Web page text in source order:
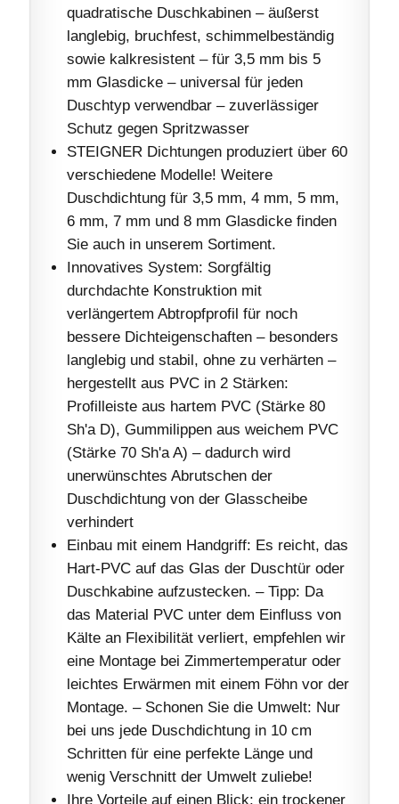
quadratische Duschkabinen – äußerst
langlebig, bruchfest, schimmelbeständig
sowie kalkresistent – für 3,5 mm bis 5
mm Glasdicke – universal für jeden
Duschtyp verwendbar – zuverlässiger
Schutz gegen Spritzwasser
STEIGNER Dichtungen produziert über 60
verschiedene Modelle! Weitere
Duschdichtung für 3,5 mm, 4 mm, 5 mm,
6 mm, 7 mm und 8 mm Glasdicke finden
Sie auch in unserem Sortiment.
Innovatives System: Sorgfältig
durchdachte Konstruktion mit
verlängertem Abtropfprofil für noch
bessere Dichteigenschaften – besonders
langlebig und stabil, ohne zu verhärten –
hergestellt aus PVC in 2 Stärken:
Profilleiste aus hartem PVC (Stärke 80
Sh'a D), Gummilippen aus weichem PVC
(Stärke 70 Sh'a A) – dadurch wird
unerwünschtes Abrutschen der
Duschdichtung von der Glasscheibe
verhindert
Einbau mit einem Handgriff: Es reicht, das
Hart-PVC auf das Glas der Duschtür oder
Duschkabine aufzustecken. – Tipp: Da
das Material PVC unter dem Einfluss von
Kälte an Flexibilität verliert, empfehlen wir
eine Montage bei Zimmertemperatur oder
leichtes Erwärmen mit einem Föhn vor der
Montage. – Schonen Sie die Umwelt: Nur
bei uns jede Duschdichtung in 10 cm
Schritten für eine perfekte Länge und
wenig Verschnitt der Umwelt zuliebe!
Ihre Vorteile auf einen Blick: ein trockener